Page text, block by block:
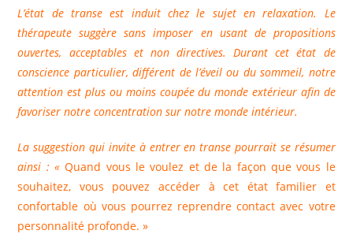
L’état de transe est induit chez le sujet en relaxation. Le
thérapeute suggère sans imposer en usant de propositions
ouvertes, acceptables et non directives. Durant cet état de
conscience particulier, différent de l’éveil ou du sommeil, notre
attention est plus ou moins coupée du monde extérieur afin de
favoriser notre concentration sur notre monde intérieur.
La suggestion qui invite à entrer en transe pourrait se résumer
ainsi : «Quand vous le voulez et de la façon que vous le
souhaitez, vous pouvez accéder à cet état familier et
confortable où vous pourrez reprendre contact avec votre
personnalité profonde. »